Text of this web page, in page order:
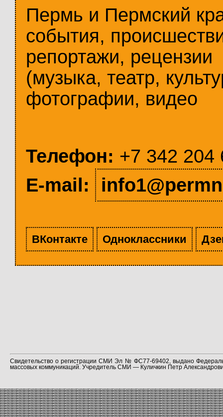
Пермь и Пермский
события,
репортажи, рецензии
(музыка, театр,
фотографии, видео
Телефон: +7 342 204
E-mail:
ВКонтакте Одноклассники
Свидетельство о регистрации СМИ Эл № ФС77-69402, выдано
массовых коммуникаций. Учредитель СМИ — Куличкин Петр